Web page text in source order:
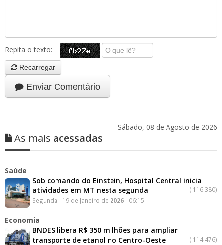
Repita o texto:
Recarregar
Enviar Comentário
Sábado, 08 de Agosto de 2026
As mais acessadas
Saúde
Sob comando do Einstein, Hospital Central inicia
atividades em MT nesta segunda
( 116.380)
Segunda - 19 de Janeiro de 2026- 06:15
Economia
BNDES libera R$ 350 milhões para ampliar
transporte de etanol no Centro-Oeste
( 114.476)